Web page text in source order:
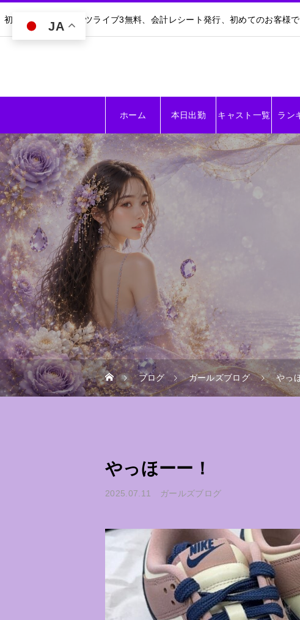
初回30分無料｜ダーツライブ3無料、会計レシート発行、初めてのお客様
ホーム 本日出勤 キャスト一覧 ラン
ブログ ガールズブログ やっ
やっほーー！
2025.07.11 ガールズブログ
JA